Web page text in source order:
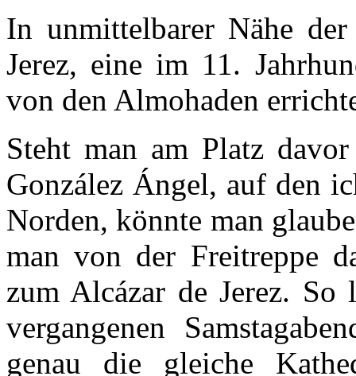
In unmittelbarer Nähe
Jerez, eine im 11.
von den Almohaden
Steht man am Platz
González Ángel, auf den
Norden, könnte man
man von der Freitreppe
zum Alcázar de Jerez. So
vergangenen
genau die gleiche